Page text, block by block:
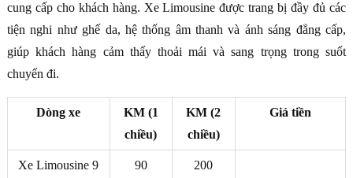
cung cấp cho khách hàng. Xe Limousine được trang bị đầy đủ các
tiện nghi như ghế da, hệ thống âm thanh và ánh sáng đẳng cấp,
giúp khách hàng cảm thấy thoải mái và sang trọng trong suốt
chuyến đi.
Dòng xe
KM (1
chiều)
KM (2
chiều)
Giá tiền
Xe Limousine 9
90 200